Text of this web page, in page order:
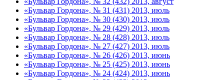
«Бульвар Гордона», № 31 (431) 2013, июль
«Бульвар Гордона», № 30 (430) 2013, июль
«Бульвар Гордона», № 29 (429) 2013, июль
«Бульвар Гордона», № 28 (428) 2013, июль
«Бульвар Гордона», № 27 (427) 2013, июль
«Бульвар Гордона», № 26 (426) 2013, июнь
«Бульвар Гордона», № 25 (425) 2013, июнь
«Бульвар Гордона», № 24 (424) 2013, июнь